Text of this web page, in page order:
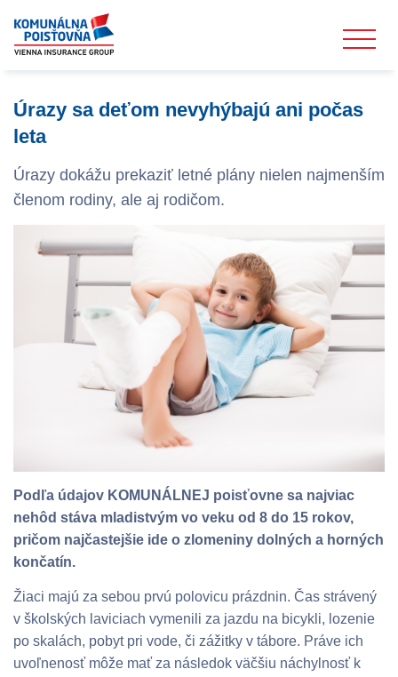
Úrazy sa deťom nevyhýbajú ani počas
leta
Úrazy dokážu prekaziť letné plány nielen najmenším
členom rodiny, ale aj rodičom.
Podľa údajov KOMUNÁLNEJ poisťovne sa najviac
nehôd stáva mladistvým vo veku od 8 do 15 rokov,
pričom najčastejšie ide o zlomeniny dolných a horných
končatín.
Žiaci majú za sebou prvú polovicu prázdnin. Čas strávený
v školských laviciach vymenili za jazdu na bicykli, lozenie
po skalách, pobyt pri vode, či zážitky v tábore. Práve ich
uvoľnenosť môže mať za následok väčšiu náchylnosť k